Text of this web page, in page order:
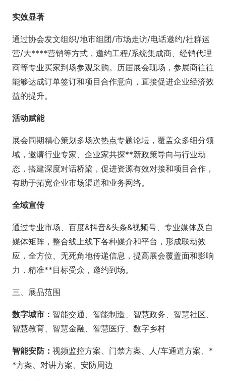
实效显著
通过协会发文组织/地市组团/市场走访/电话邀约/社群运
营/大****营销等方式，邀约工程/系统集成商、经销代理
商等专业买家到场参观采购。历届展会现场，参展商往往
能够达成订单签订和项目合作意向，直接促进企业经济效
益的提升。
活动赋能
展会同期精心策划多场次热点专题论坛，覆盖众多细分领
域，邀请行业专家、企业家共探**新政策导向与行业动
态，搭建深度对话桥梁，促进资源有效对接和项目合作，
有助于拓宽企业市场渠道和业务网络。
全域宣传
通过专业市场、百度&抖音&头条&视频号、专业媒体及自
媒体矩阵，整合线上线下各种媒介和平台，形成联动效
应，全方位、无死角地传递信息，提高展会覆盖面和影响
力，精准**目标受众，邀约到场。
三、展品范围
数字城市： 智能交通、智能制造、智慧政务、智慧社区、
智慧教育、智慧金融、智慧医疗、数字乡村
智能安防： 视频监控方案、门禁方案、人/车通道方案、*
*方案、对讲方案、安防周边